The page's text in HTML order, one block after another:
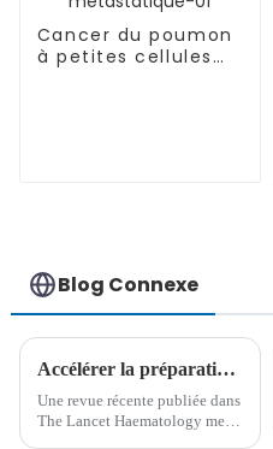
Cancer du poumon
à petites cellules
Blog Connexe
Accélérer la préparation des cellules CAR-T pour améliorer les résultats des patients
Une revue récente publiée dans
The Lancet Haematology met